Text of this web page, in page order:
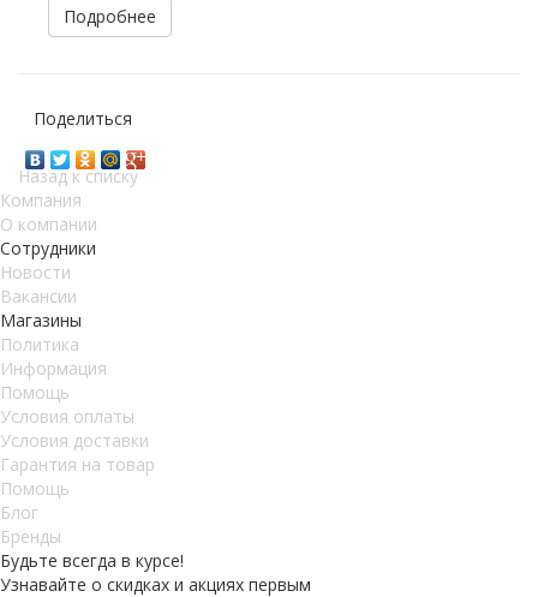
Подробнее
Поделиться
Назад к списку
Компания
О компании
Сотрудники
Новости
Вакансии
Магазины
Политика
Информация
Помощь
Условия оплаты
Условия доставки
Гарантия на товар
Помощь
Блог
Бренды
Будьте всегда в курсе!
Узнавайте о скидках и акциях первым